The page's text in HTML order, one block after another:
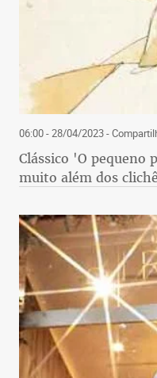
06:00 - 28/04/2023-
Clássico 'O pequeno
muito além dos